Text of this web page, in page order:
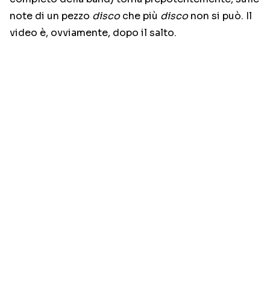
note di un pezzo discoche più disconon si può. Il
video è, ovviamente, dopo il salto.